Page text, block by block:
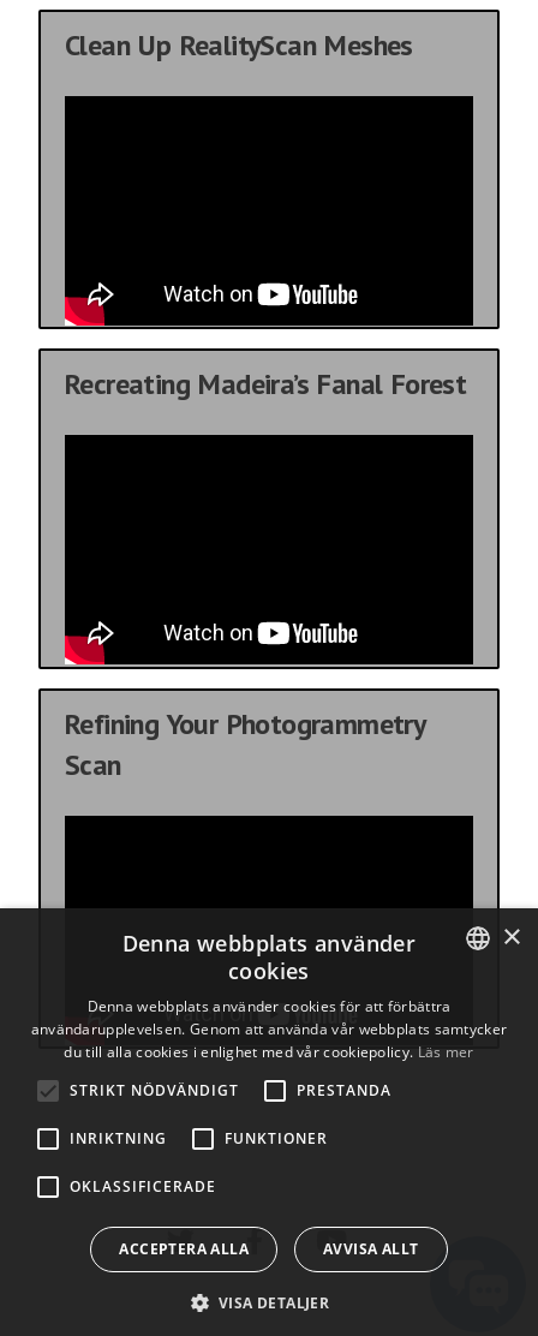
Clean Up RealityScan Meshes
Recreating Madeira’s Fanal Forest
Refining Your Photogrammetry
Scan
ENGLISH
BULGARIAN
ESTONIAN
×
Denna webbplats använder
cookies
Denna webbplats använder cookies för att förbättra
användarupplevelsen. Genom att använda vår webbplats samtycker
du till alla cookies i enlighet med vår cookiepolicy. Läs mer
STRIKT NÖDVÄNDIGT
PRESTANDA
INRIKTNING FUNKTIONER
OKLASSIFICERADE
ACCEPTERA ALLA AVVISA ALLT
VISA DETALJER